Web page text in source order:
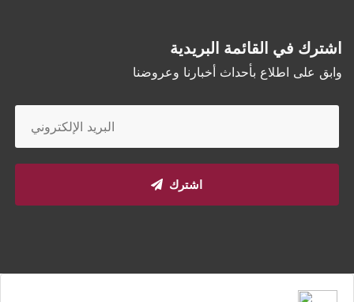
اشترك في القائمة البريدية
وابق على اطلاع بأحداث أخبارنا وعروضنا
اشترك